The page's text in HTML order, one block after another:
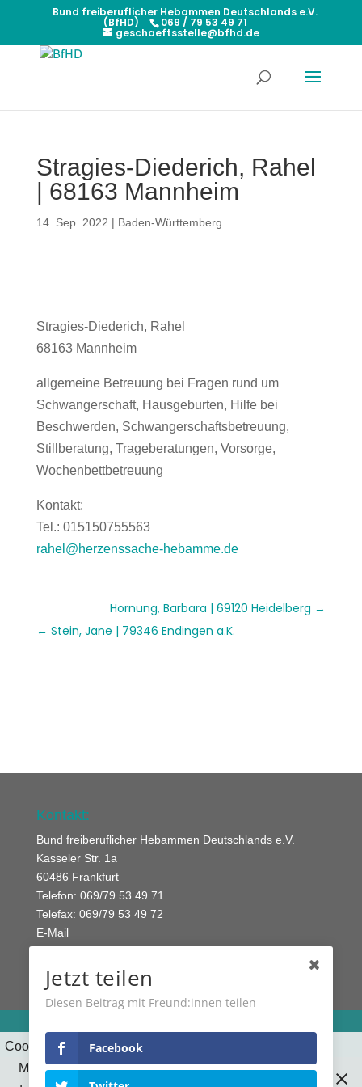
Bund freiberuflicher Hebammen Deutschlands e.V.
(BfHD) 069 / 79 53 49 71
geschaeftsstelle@bfhd.de
Stragies-Diederich, Rahel
| 68163 Mannheim
14. Sep. 2022 | Baden-Württemberg
Stragies-Diederich, Rahel
68163 Mannheim
allgemeine Betreuung bei Fragen rund um
Schwangerschaft, Hausgeburten, Hilfe bei
Beschwerden, Schwangerschaftsbetreuung,
Stillberatung, Trageberatungen, Vorsorge,
Wochenbettbetreuung
Kontakt:
Tel.: 015150755563
rahel@herzenssache-hebamme.de
Hornung, Barbara | 69120 Heidelberg
Stein, Jane | 79346 Endingen a.K.
Kontakt:
Bund freiberuflicher Hebammen Deutschlands e.V.
Kasseler Str. 1a
60486 Frankfurt
Telefon: 069/79 53 49 71
Telefax: 069/79 53 49 72
E-Mail
Datenschutz Kontakt
© 2010-2026 Bund freiberuflicher Hebammen
Jetzt teilen
Diesen Beitrag mit Freund:innen teilen
Facebook
Cookies erleichtern die Bereitstellung unserer Dienste.
Mit der Nutzung unserer Dienste erklären Sie sich